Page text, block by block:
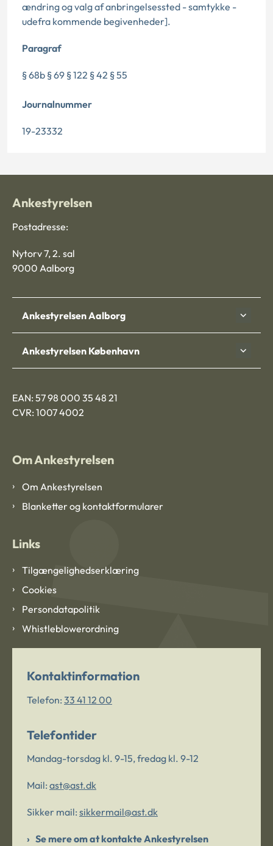
ændring og valg af anbringelsessted - samtykke -
udefra kommende begivenheder].
Paragraf
§ 68b § 69 § 122 § 42 § 55
Journalnummer
19-23332
Ankestyrelsen
Postadresse:
Nytorv 7, 2. sal
9000 Aalborg
Ankestyrelsen Aalborg
Ankestyrelsen København
EAN: 57 98 000 35 48 21
CVR: 1007 4002
Om Ankestyrelsen
Om Ankestyrelsen
Blanketter og kontaktformularer
Links
Tilgængelighedserklæring
Cookies
Persondatapolitik
Whistleblowerordning
Kontaktinformation
Telefon: 33 41 12 00
Telefontider
Mandag-torsdag kl. 9-15, fredag kl. 9-12
Mail: ast@ast.dk
Sikker mail: sikkermail@ast.dk
Se mere om at kontakte Ankestyrelsen